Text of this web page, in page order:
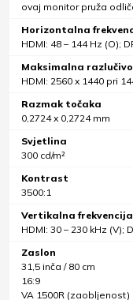
ovaj monitor pruža
Horizontalna
HDMI: 48 – 144 Hz (O);
Maksimalna
HDMI: 2560 x 1440 pri
Razmak točaka
0,2724 x 0,2724 mm
Svjetlina
300 cd/m²
Kontrast
3500:1
Vertikalna frekvencija
HDMI: 30 – 230 kHz (V);
Zaslon
31,5 inča / 80 cm
16:9
VA 1500R (zaobljenost)